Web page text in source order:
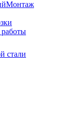
Монтаж
стали